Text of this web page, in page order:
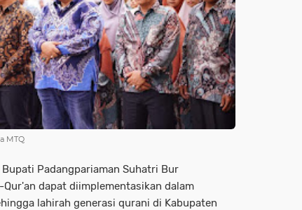
MTQ
Padangpariaman Suhatri Bur
dapat diimplementasikan dalam
lahirah generasi qurani di Kabupaten